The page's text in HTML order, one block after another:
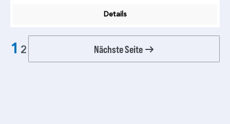
Details
1 2 Nächste Seite